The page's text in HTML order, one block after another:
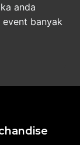
anda
event banyak